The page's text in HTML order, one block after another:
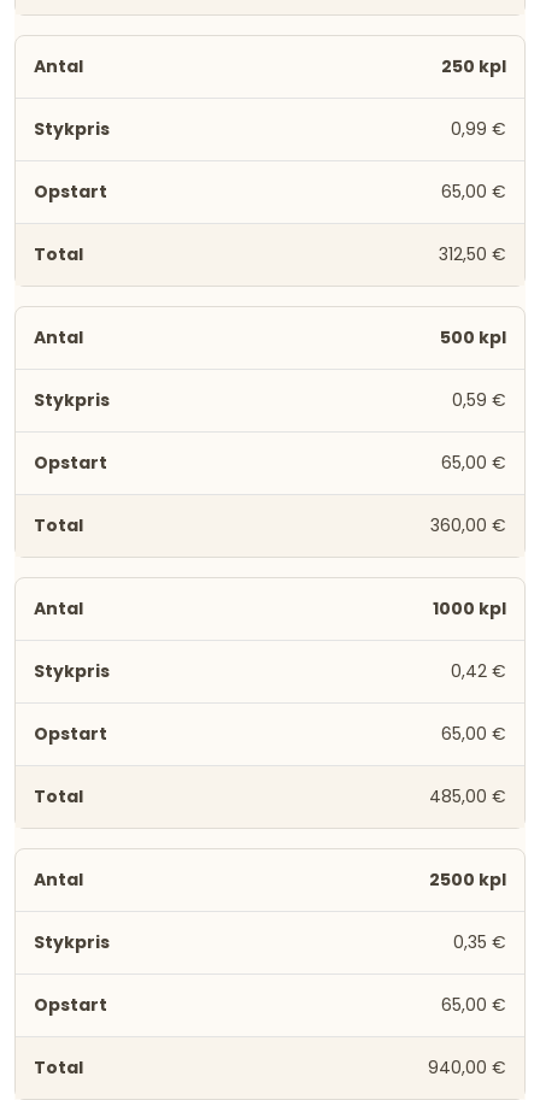
250 kpl
0,99 €
65,00 €
312,50 €
500 kpl
0,59 €
65,00 €
360,00 €
1000 kpl
0,42 €
65,00 €
485,00 €
2500 kpl
0,35 €
65,00 €
940,00 €